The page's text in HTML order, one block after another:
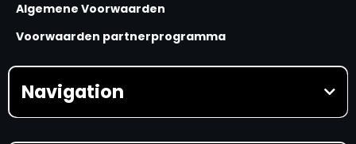
Algemene Voorwaarden
Voorwaarden partnerprogramma
Navigation